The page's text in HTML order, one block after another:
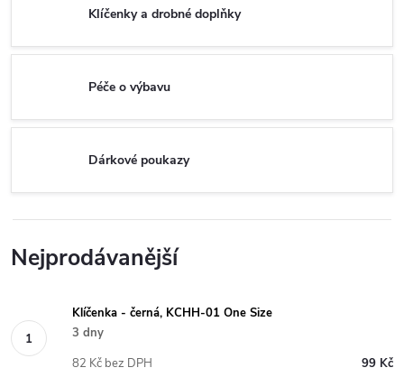
Klíčenky a drobné doplňky
Péče o výbavu
Dárkové poukazy
Nejprodávanější
Klíčenka - černá, KCHH-01 One Size
3 dny
99 Kč
82 Kč bez DPH